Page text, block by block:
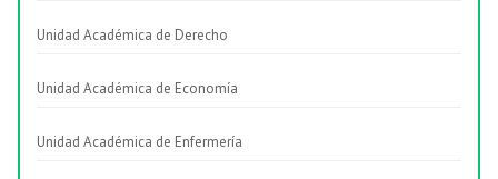
Unidad Académica de Derecho
Unidad Académica de Economía
Unidad Académica de Enfermería